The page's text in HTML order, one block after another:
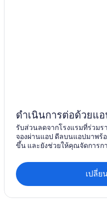
ดำเนินการต่อด้วยแอ
รับส่วนลดจากโรงแรมที่ร่วมร
จองผ่านแอป ดีลบนแอปมาพร้
ขึ้น และยังช่วยให้คุณจัดการก
เปลี่ย